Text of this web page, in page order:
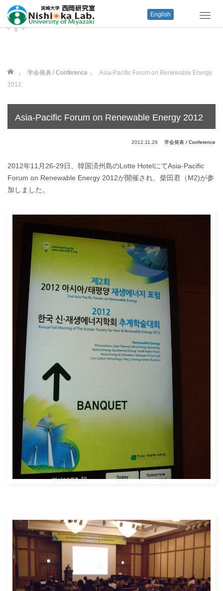
T
o
n
i
i
English
ホーム 学会発表 / Conference
Asia-Pacific Forum on Renewable Energy
2012
Asia-Pacific Forum on Renewable Energy 2012
2012.11.26 学会発表 / Conference
2012年11月26-29日、韓国済州島のLotte HotelにてAsia-Pacific
Forum on Renewable Energy 2012が開催され、柴田君（M2)が参
加しました。